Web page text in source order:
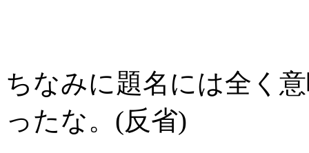
ちなみに題名には全く
ったな。(反省)